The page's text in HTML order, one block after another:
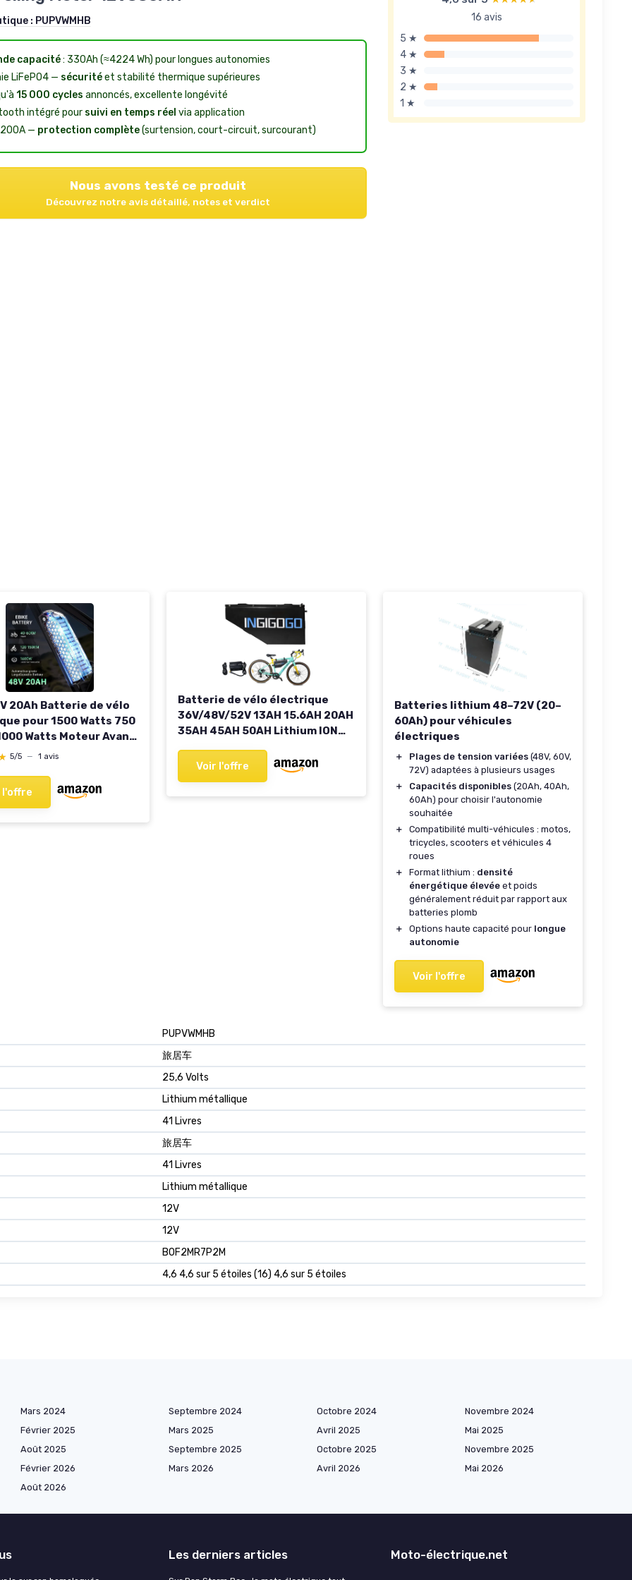
16 avis
5 ★
4 ★
3 ★
2 ★
1 ★
: PUPVWMHB
capacité: 330Ah (≈4224 Wh) pour longues autonomies
LiFePO4 — sécuritéet stabilité thermique supérieures
15 000 cycles annoncés, excellente longévité
intégré pour suivi en temps réel via application
200A — protection complète(surtension, court-circuit, surcourant)
Nous avons testé ce produit
Découvrez notre avis détaillé, notes et verdict
20Ah Batterie de vélo
pour 1500 Watts 750
Watts Moteur Avant
arrière Hub Moto
48V
LG/cell
5/5 — 1 avis
l'offre
Batterie de vélo électrique
36V/48V/52V 13AH 15.6AH 20AH
35AH 45AH 50AH Lithium ION
1500W Moteur,Personnalisation
de Grande capacité kit de
Voir l'offre
Batteries lithium 48–72V (20–
60Ah) pour véhicules
électriques
＋ Plages de tension variées (48V, 60V,
72V) adaptées à plusieurs usages
＋
Capacités disponibles (20Ah, 40Ah,
60Ah) pour choisir l'autonomie
souhaitée
＋
Compatibilité multi-véhicules : motos,
tricycles, scooters et véhicules 4
roues
＋
Format lithium : densité
énergétique élevée et poids
généralement réduit par rapport aux
batteries plomb
＋
Options haute capacité pour longue
autonomie
Voir l'offre
PUPVWMHB
旅居车
25,6 Volts
Lithium métallique
41 Livres
旅居车
41 Livres
Lithium métallique
12V
12V
B0F2MR7P2M
4,6 4,6 sur 5 étoiles (16) 4,6 sur 5 étoiles
Mars 2024 Septembre 2024 Octobre 2024
Novembre 2024
Février 2025 Mars 2025 Avril 2025
Mai 2025
Août 2025 Septembre 2025 Octobre 2025
Novembre 2025
Février 2026 Mars 2026 Avril 2026
Mai 2026
Août 2026
Les derniers articles Moto-électrique.net